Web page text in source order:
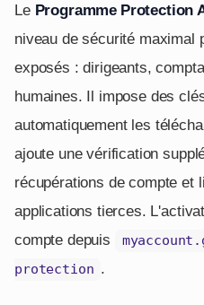
Le Programme Protection
niveau de sécurité maximal
exposés : dirigeants,
humaines. Il impose des
automatiquement les
ajoute une vérification
récupérations de compte et
applications tierces.
compte depuis
protection .